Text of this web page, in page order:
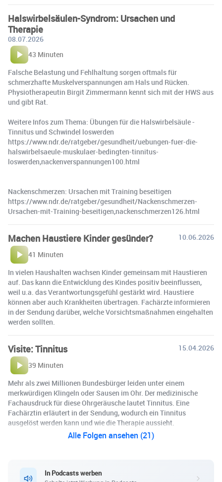
Halswirbelsäulen-Syndrom: Ursachen und
Therapie
08.07.2026
43 Minuten
Falsche Belastung und Fehlhaltung sorgen oftmals für
schmerzhafte Muskelverspannungen am Hals und Rücken.
Physiotherapeutin Birgit Zimmermann kennt sich mit der HWS aus
und gibt Rat.
Weitere Infos zum Thema: Übungen für die Halswirbelsäule -
Tinnitus und Schwindel loswerden
https://www.ndr.de/ratgeber/gesundheit/uebungen-fuer-die-
halswirbelsaeule-muskulaer-bedingten-tinnitus-
loswerden,nackenverspannungen100.html
Nackenschmerzen: Ursachen mit Training beseitigen
https://www.ndr.de/ratgeber/gesundheit/Nackenschmerzen-
Ursachen-mit-Training-beseitigen,nackenschmerzen126.html
Machen Haustiere Kinder gesünder?
10.06.2026
41 Minuten
In vielen Haushalten wachsen Kinder gemeinsam mit Haustieren
auf. Das kann die Entwicklung des Kindes positiv beeinflussen,
weil u.a. das Verantwortungsgefühl gestärkt wird. Haustiere
können aber auch Krankheiten übertragen. Fachärzte informieren
in der Sendung darüber, welche Vorsichtsmaßnahmen eingehalten
werden sollten.
Visite: Tinnitus
15.04.2026
39 Minuten
Mehr als zwei Millionen Bundesbürger leiden unter einem
merkwürdigen Klingeln oder Sausen im Ohr. Der medizinische
Fachausdruck für diese Ohrgeräusche lautet Tinnitus. Eine
Fachärztin erläutert in der Sendung, wodurch ein Tinnitus
ausgelöst werden kann und wie die Therapie aussieht.
Alle Folgen ansehen (21)
In Podcasts werben